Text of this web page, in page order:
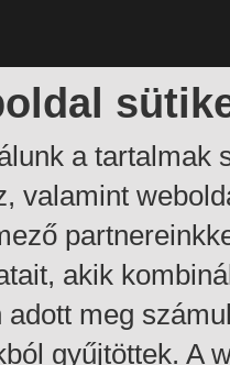
a tartalmak
valamint
akik
adott meg
gyűjtöttek. A